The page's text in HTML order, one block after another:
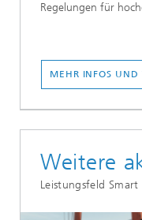
Regelungen für
MEHR INFOS UND
Weitere
Leistungsfeld